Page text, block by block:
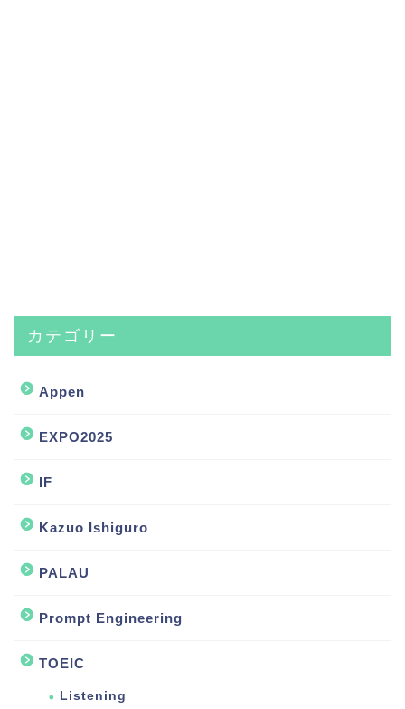
カテゴリー
Appen
EXPO2025
IF
Kazuo Ishiguro
PALAU
Prompt Engineering
TOEIC
Listening